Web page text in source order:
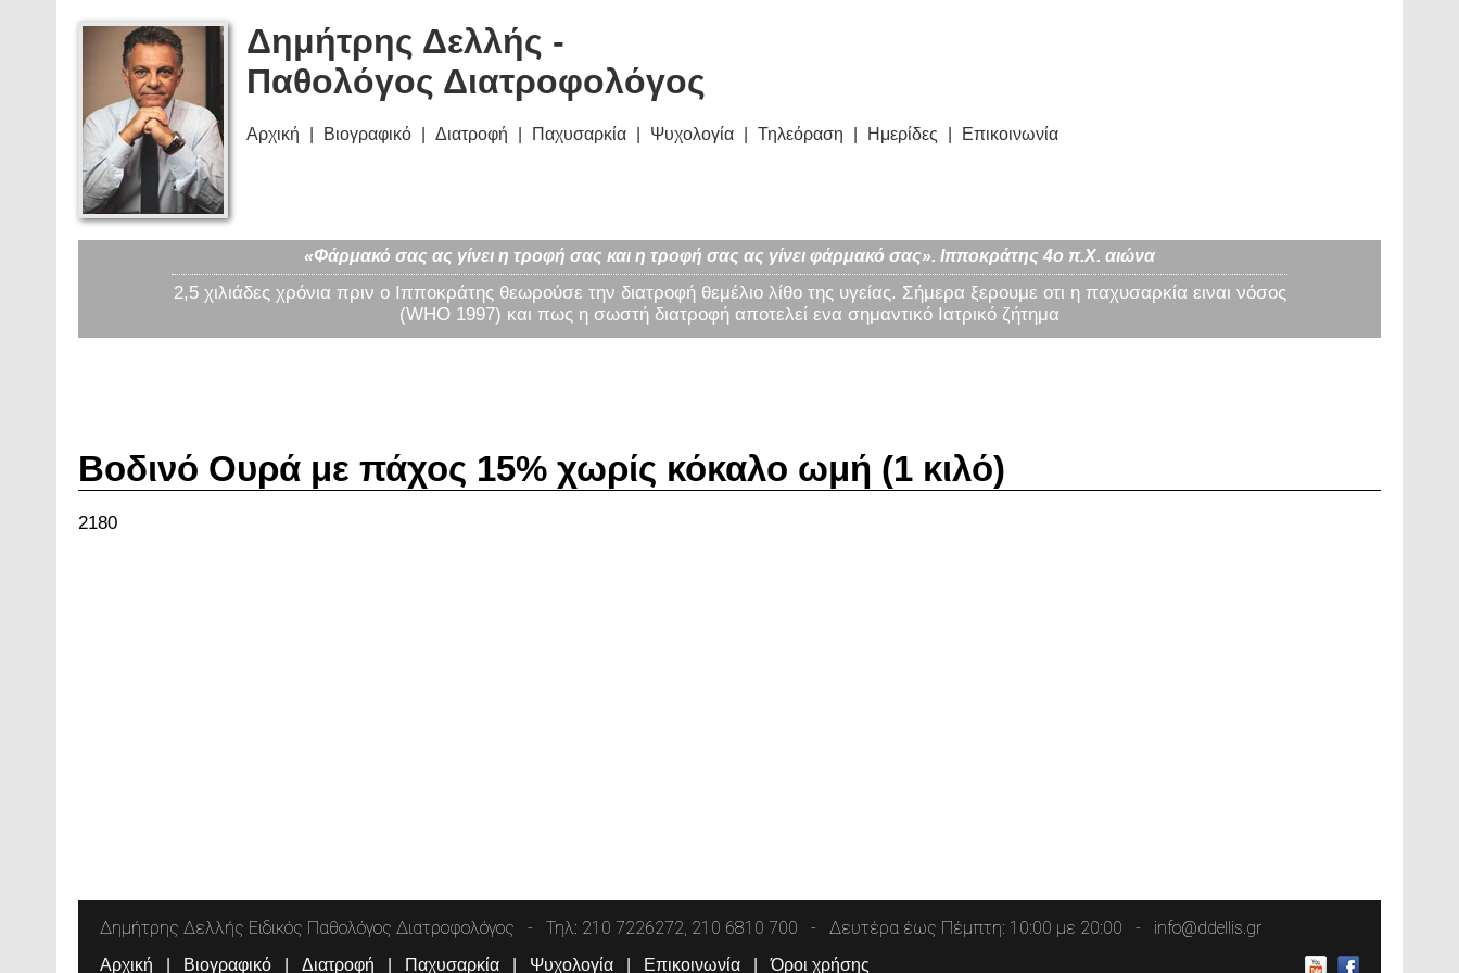
Δημήτρης Δελλής -
Παθολόγος Διατροφολόγος
Αρχική Βιογραφικό Διατροφή Παχυσαρκία Ψυχολογία Τηλεόραση Ημερίδες Επικοινωνία
«Φάρμακό σας ας γίνει η τροφή σας και η τροφή σας ας γίνει φάρμακό σας». Ιπποκράτης 4ο π.Χ. αιώνα
2,5 χιλιάδες χρόνια πριν ο Ιπποκράτης θεωρούσε την διατροφή θεμέλιο λίθο της υγείας. Σήμερα ξερουμε οτι η παχυσαρκία ειναι νόσος
(WHO 1997) και πως η σωστή διατροφή αποτελεί ενα σημαντικό Ιατρικό ζήτημα
Βοδινό Ουρά με πάχος 15% χωρίς κόκαλο ωμή (1 κιλό)
2180
Δημήτρης Δελλής Ειδικός Παθολόγος Διατροφολόγος Τηλ: 210 7226272, 210 6810 700 Δευτέρα έως Πέμπτη: 10:00 με 20:00 info@ddellis.gr
Αρχική Βιογραφικό Διατροφή Παχυσαρκία Ψυχολογία Επικοινωνία Όροι χρήσης